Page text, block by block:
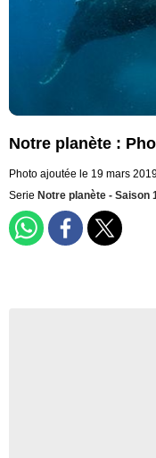
Notre planète :
Photo ajoutée le 19 mars
Serie Notre planète - Saison